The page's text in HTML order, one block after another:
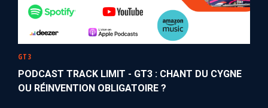
GT3
PODCAST TRACK LIMIT - GT3 : CHANT DU CYGNE
OU RÉINVENTION OBLIGATOIRE ?